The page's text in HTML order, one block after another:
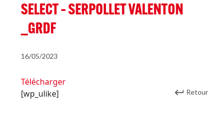
SELECT – SERPOLLET VALENTON
_GRDF
16/05/2023
Télécharger
[wp_ulike]
Retour